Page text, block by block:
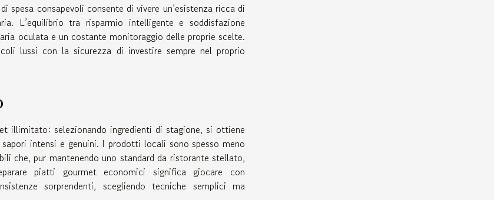
consapevoli consente di vivere un’esistenza ricca di
L’equilibrio tra risparmio intelligente e soddisfazione
oculata e un costante monitoraggio delle proprie scelte.
lussi con la sicurezza di investire sempre nel proprio
illimitato: selezionando ingredienti di stagione, si ottiene
intensi e genuini. I prodotti locali sono spesso meno
che, pur mantenendo uno standard da ristorante stellato,
piatti gourmet economici significa giocare con
sorprendenti, scegliendo tecniche semplici ma